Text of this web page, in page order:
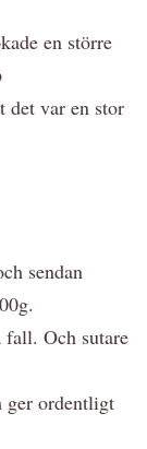
en större
det var en stor
sendan
Och sutare
ger ordentligt